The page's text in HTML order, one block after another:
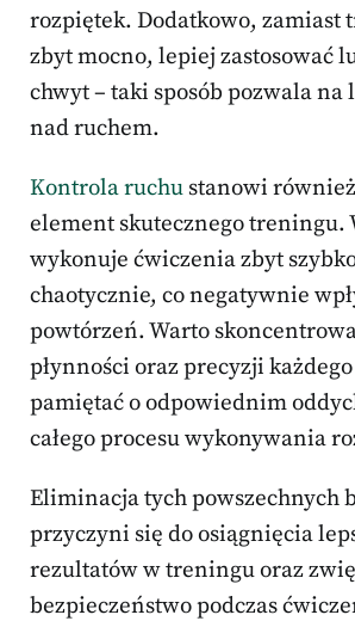
rozpiętek. Dodatkowo, zamiast
zbyt mocno, lepiej zastosować
chwyt – taki sposób pozwala na
nad ruchem.
Kontrola ruchu stanowi
element skutecznego treningu.
wykonuje ćwiczenia zbyt
chaotycznie, co negatywnie
powtórzeń. Warto
płynności oraz precyzji
pamiętać o odpowiednim
całego procesu wykonywania
Eliminacja tych powszechnych
przyczyni się do osiągnięcia
rezultatów w treningu oraz
bezpieczeństwo podczas